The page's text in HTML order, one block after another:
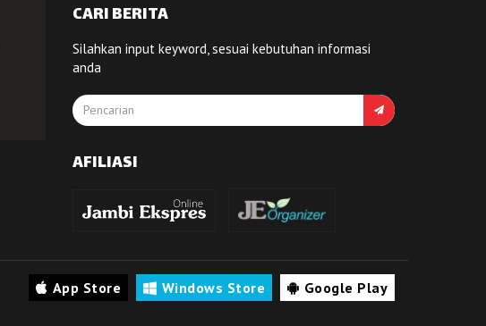
CARI BERITA
Silahkan input keyword, sesuai kebutuhan informasi
anda
AFILIASI
App Store Windows Store Google Play